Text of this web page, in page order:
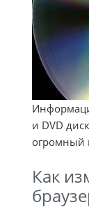
и DVD
огромный
Как